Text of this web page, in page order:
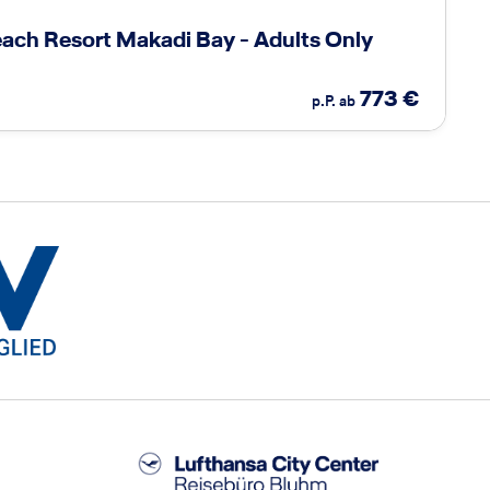
Resort Makadi Bay - Adults Only
p.P. ab 773€